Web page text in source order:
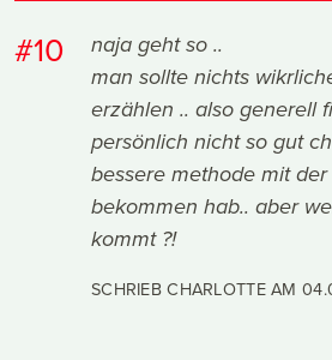
#10
naja geht so ..
man sollte nichts
erzählen .. also generell
persönlich nicht so gut
bessere methode mit der
bekommen hab.. aber
kommt ?!
SCHRIEB CHARLOTTE AM